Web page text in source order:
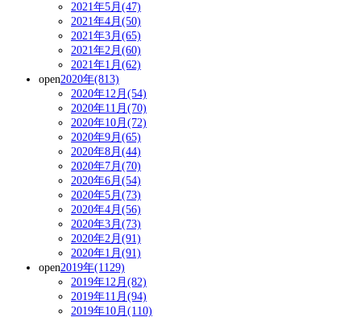
2021年5月(47)
2021年4月(50)
2021年3月(65)
2021年2月(60)
2021年1月(62)
open2020年(813)
2020年12月(54)
2020年11月(70)
2020年10月(72)
2020年9月(65)
2020年8月(44)
2020年7月(70)
2020年6月(54)
2020年5月(73)
2020年4月(56)
2020年3月(73)
2020年2月(91)
2020年1月(91)
open2019年(1129)
2019年12月(82)
2019年11月(94)
2019年10月(110)